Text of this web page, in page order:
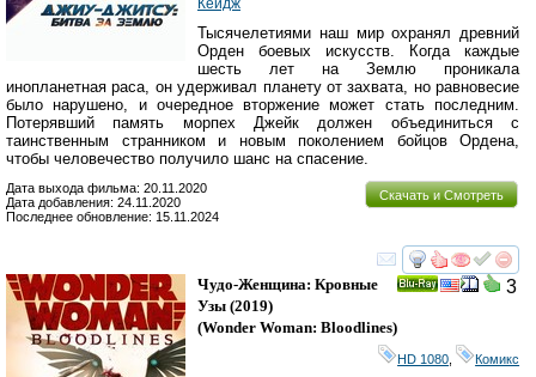
Кейдж
Тысячелетиями наш мир охранял древний
Орден боевых искусств. Когда каждые
шесть лет на Землю проникала
инопланетная раса, он удерживал планету от захвата, но равновесие
было нарушено, и очередное вторжение может стать последним.
Потерявший память морпех Джейк должен объединиться с
таинственным странником и новым поколением бойцов Ордена,
чтобы человечество получило шанс на спасение.
Скачать и Смотреть
Дата выхода фильма: 20.11.2020
Дата добавления: 24.11.2020
Последнее обновление: 15.11.2024
смотреть
3
Чудо-Женщина: Кровные
Узы (2019)
(Wonder Woman: Bloodlines)
HD 1080 Комикс